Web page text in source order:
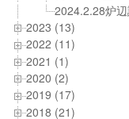
2024.2.28炉
2023 (13)
2022 (11)
2021 (1)
2020 (2)
2019 (17)
2018 (21)